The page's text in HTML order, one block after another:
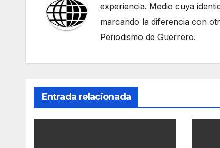
experiencia. Medio cuya
marcando la diferencia con
Periodismo de Guerrero.
Entrada relacionada